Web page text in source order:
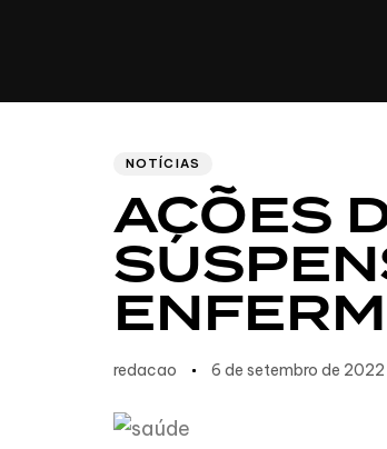
NOTÍCIAS
AÇÕES
redacao 6 de setembro de 2022